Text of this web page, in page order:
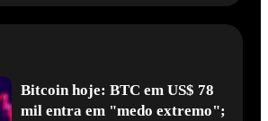
Bitcoin hoje: BTC em US$ 78
mil entra em "medo extremo";